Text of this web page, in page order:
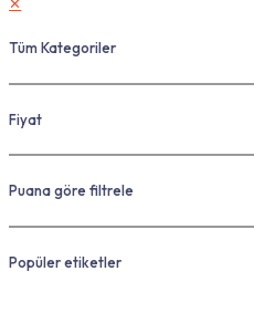
Tüm Kategoriler
Fiyat
Puana göre filtrele
Popüler etiketler